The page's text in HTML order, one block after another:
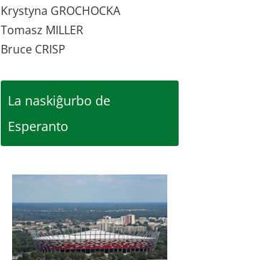
Krystyna GROCHOCKA
Tomasz MILLER
Bruce CRISP
La naskiĝurbo de
Esperanto